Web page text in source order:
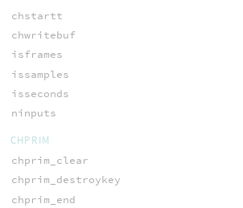
chstartt
chwritebuf
isframes
issamples
isseconds
ninputs
CHPRIM
chprim_clear
chprim_destroykey
chprim_end